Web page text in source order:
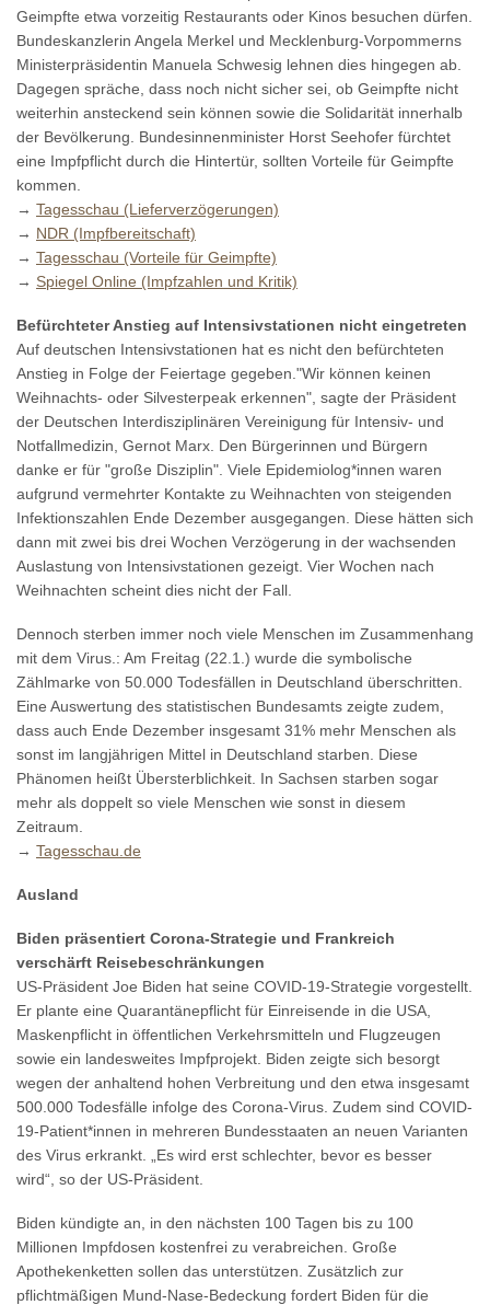
Geimpfte etwa vorzeitig Restaurants oder Kinos besuchen dürfen.
Bundeskanzlerin Angela Merkel und Mecklenburg-Vorpommerns
Ministerpräsidentin Manuela Schwesig lehnen dies hingegen ab.
Dagegen spräche, dass noch nicht sicher sei, ob Geimpfte nicht
weiterhin ansteckend sein können sowie die Solidarität innerhalb
der Bevölkerung. Bundesinnenminister Horst Seehofer fürchtet
eine Impfpflicht durch die Hintertür, sollten Vorteile für Geimpfte
kommen.
→ Tagesschau (Lieferverzögerungen)
→ NDR (Impfbereitschaft)
→ Tagesschau (Vorteile für Geimpfte)
→ Spiegel Online (Impfzahlen und Kritik)
Befürchteter Anstieg auf Intensivstationen nicht eingetreten
Auf deutschen Intensivstationen hat es nicht den befürchteten
Anstieg in Folge der Feiertage gegeben."Wir können keinen
Weihnachts- oder Silvesterpeak erkennen", sagte der Präsident
der Deutschen Interdisziplinären Vereinigung für Intensiv- und
Notfallmedizin, Gernot Marx. Den Bürgerinnen und Bürgern
danke er für "große Disziplin". Viele Epidemiolog*innen waren
aufgrund vermehrter Kontakte zu Weihnachten von steigenden
Infektionszahlen Ende Dezember ausgegangen. Diese hätten sich
dann mit zwei bis drei Wochen Verzögerung in der wachsenden
Auslastung von Intensivstationen gezeigt. Vier Wochen nach
Weihnachten scheint dies nicht der Fall.
Dennoch sterben immer noch viele Menschen im Zusammenhang
mit dem Virus.: Am Freitag (22.1.) wurde die symbolische
Zählmarke von 50.000 Todesfällen in Deutschland überschritten.
Eine Auswertung des statistischen Bundesamts zeigte zudem,
dass auch Ende Dezember insgesamt 31% mehr Menschen als
sonst im langjährigen Mittel in Deutschland starben. Diese
Phänomen heißt Übersterblichkeit. In Sachsen starben sogar
mehr als doppelt so viele Menschen wie sonst in diesem
Zeitraum.
→ Tagesschau.de
Ausland
Biden präsentiert Corona-Strategie und Frankreich
verschärft Reisebeschränkungen
US-Präsident Joe Biden hat seine COVID-19-Strategie vorgestellt.
Er plante eine Quarantänepflicht für Einreisende in die USA,
Maskenpflicht in öffentlichen Verkehrsmitteln und Flugzeugen
sowie ein landesweites Impfprojekt. Biden zeigte sich besorgt
wegen der anhaltend hohen Verbreitung und den etwa insgesamt
500.000 Todesfälle infolge des Corona-Virus. Zudem sind COVID-
19-Patient*innen in mehreren Bundesstaaten an neuen Varianten
des Virus erkrankt. „Es wird erst schlechter, bevor es besser
wird“, so der US-Präsident.
Biden kündigte an, in den nächsten 100 Tagen bis zu 100
Millionen Impfdosen kostenfrei zu verabreichen. Große
Apothekenketten sollen das unterstützen. Zusätzlich zur
pflichtmäßigen Mund-Nase-Bedeckung fordert Biden für die